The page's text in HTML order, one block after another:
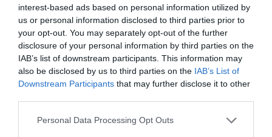
interest-based ads based on personal information utilized by
us or personal information disclosed to third parties prior to
your opt-out. You may separately opt-out of the further
disclosure of your personal information by third parties on the
IAB’s list of downstream participants. This information may
also be disclosed by us to third parties on the IAB’s List of
Downstream Participants that may further disclose it to other
Personal Data Processing Opt Outs